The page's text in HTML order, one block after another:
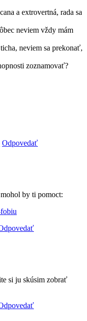
a extrovertná, rada sa
neviem vždy mám
neviem sa prekonať,
zoznamovať?
Odpovedať
by ti pomoct:
si ju skúsim zobrať